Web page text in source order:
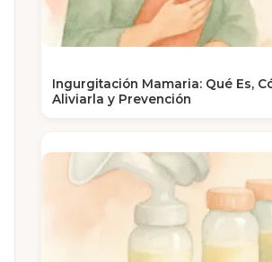
Ingurgitación Mamaria: Qué Es,
Aliviarla y Prevención